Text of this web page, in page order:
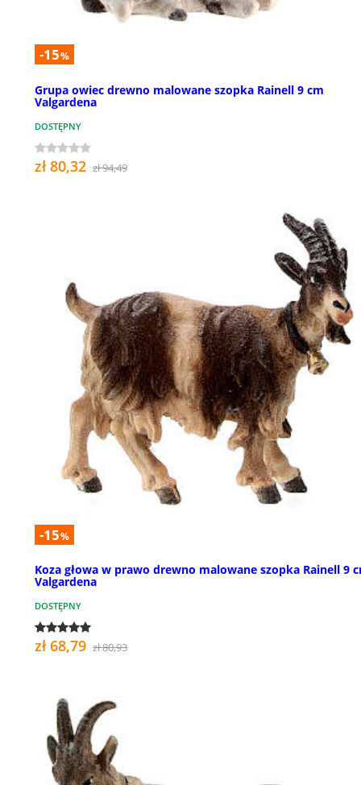
-15%
Grupa owiec drewno malowane szopka Rainell 9 cm
Valgardena
DOSTĘPNY
zł 80,32 zł 94,49
-15%
Koza głowa w prawo drewno malowane szopka Rainell 9
Valgardena
DOSTĘPNY
zł 68,79 zł 80,93